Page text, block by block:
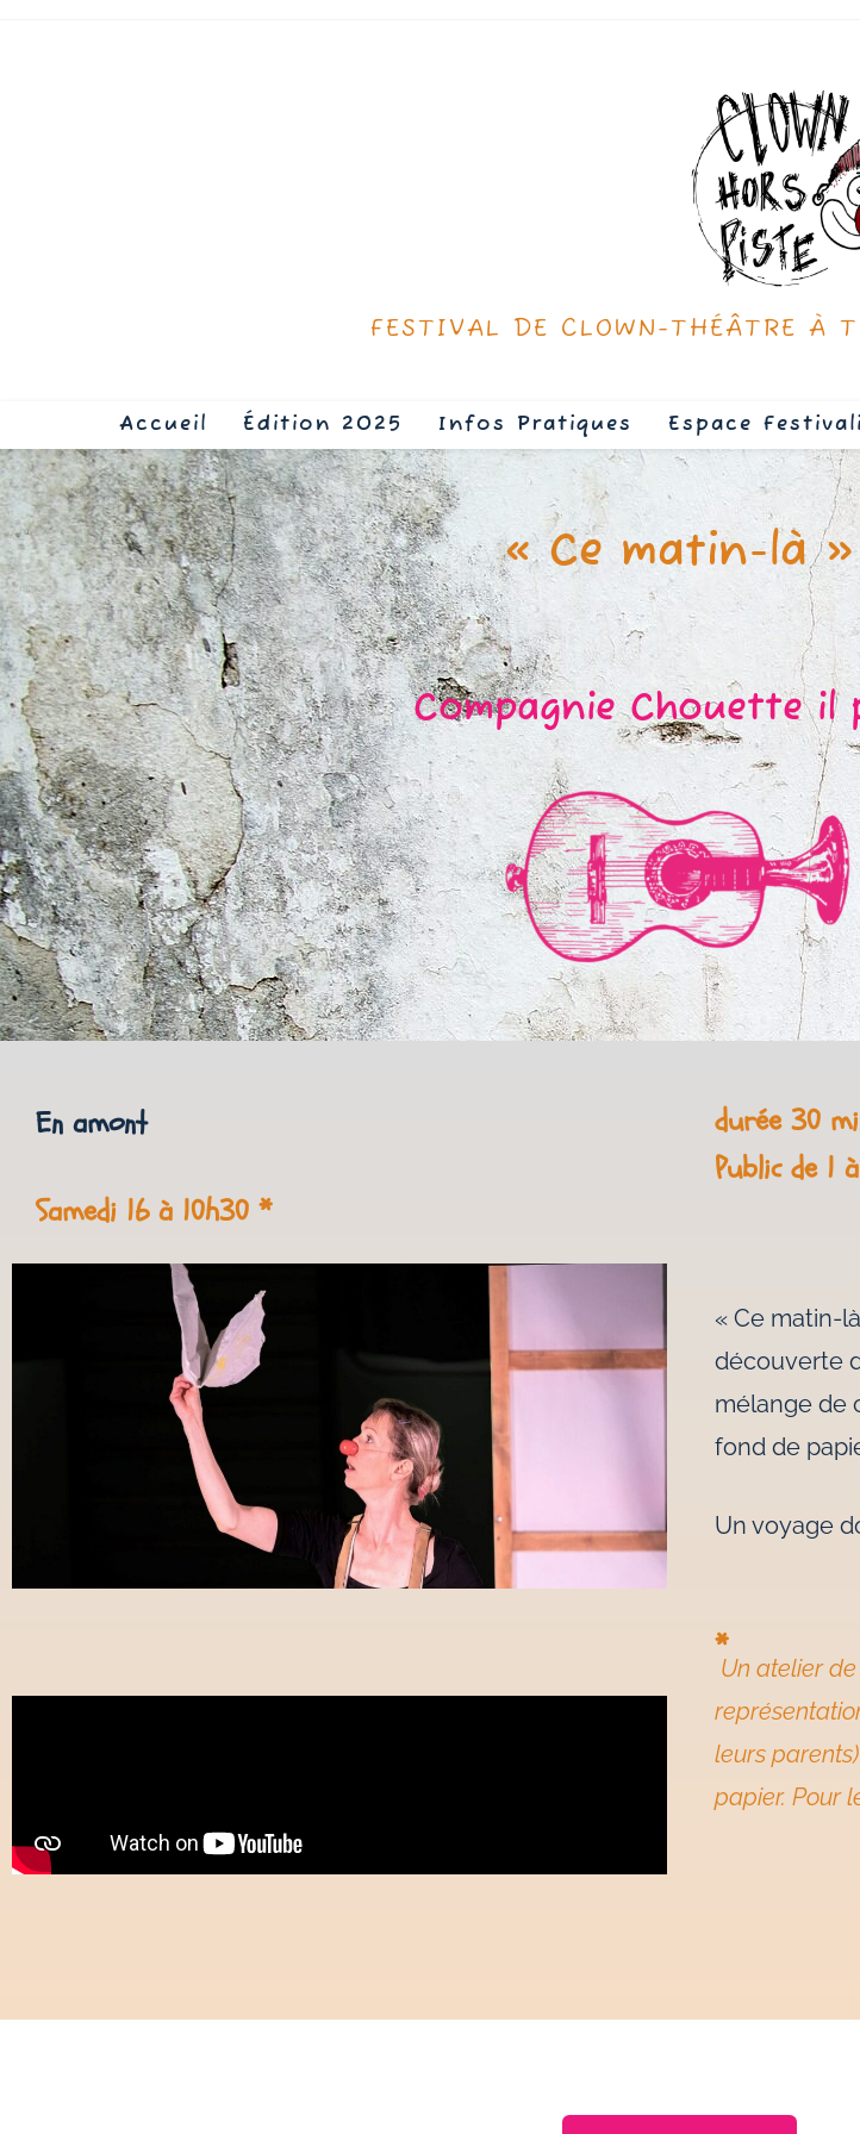
FESTIVAL DE CLOWN-THÉÂTRE À
Accueil Édition 2025 Infos Pratiques Espace
« Ce matin-là »
Compagnie Chouette il
En amont
Samedi 16 à 10h30 *
durée 30
Public de 1
« Ce matin-
découverte
mélange de
fond de
Un voyage
*
Un atelier
leurs
papier. Pour